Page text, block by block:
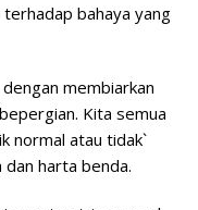
bahaya yang
membiarkan
Kita semua
normal atau tidak`
harta benda.